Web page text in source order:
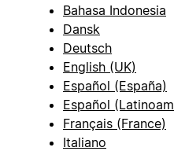
Bahasa Indonesia
Dansk
Deutsch
English (UK)
Español (España)
Español
Français (France)
Italiano